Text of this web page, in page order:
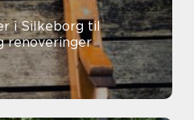
i Silkeborg til
renoveringer